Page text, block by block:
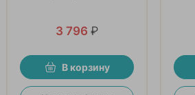
3 796 ₽
В корзину